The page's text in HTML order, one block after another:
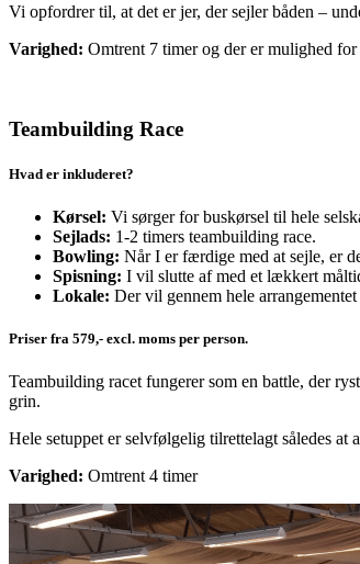
Vi opfordrer til, at det er jer, der sejler båden –
Varighed: Omtrent 7 timer og der er mulighed
Teambuilding Race
Hvad er inkluderet?
Kørsel: Vi sørger for buskørsel til hele
Sejlads: 1-2 timers teambuilding race.
Bowling: Når I er færdige med at sejle, er
Spisning: I vil slutte af med et lækkert
Lokale: Der vil gennem hele
Priser fra 579,- excl. moms per person.
Teambuilding racet fungerer som en battle, der
grin.
Hele setuppet er selvfølgelig tilrettelagt således
Varighed: Omtrent 4 timer